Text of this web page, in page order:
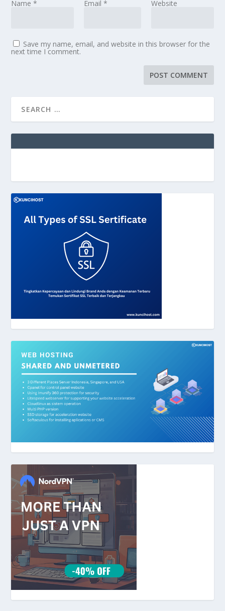
Name* Email * Website
Save my name, email, and website in this browser for the
next time I comment.